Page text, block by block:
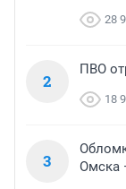
28
2
ПВО
18
3
Омска